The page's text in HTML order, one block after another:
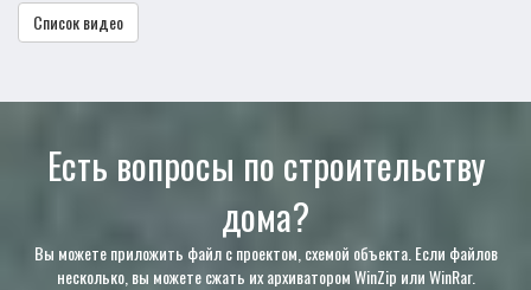
Список видео
Есть вопросы по строительству
дома?
Вы можете приложить файл с проектом, схемой объекта. Если файлов
несколько, вы можете сжать их архиватором WinZip или WinRar.